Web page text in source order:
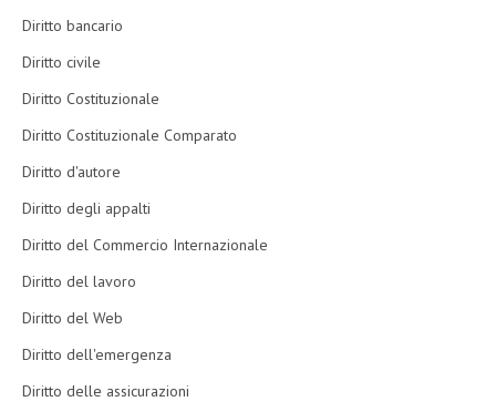
Diritto bancario
Diritto civile
Diritto Costituzionale
Diritto Costituzionale Comparato
Diritto d'autore
Diritto degli appalti
Diritto del Commercio Internazionale
Diritto del lavoro
Diritto del Web
Diritto dell'emergenza
Diritto delle assicurazioni